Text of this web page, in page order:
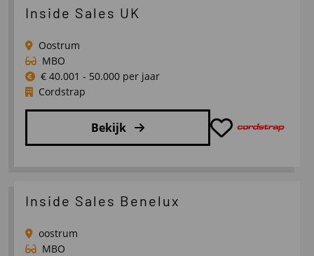
over
Consultant
Werving
&
Selectie
Inside Sales UK
Oostrum
MBO
€ 40.001 - 50.000 per jaar
Cordstrap
Bekijk
over
Sales
UK
Inside Sales Benelux
oostrum
MBO